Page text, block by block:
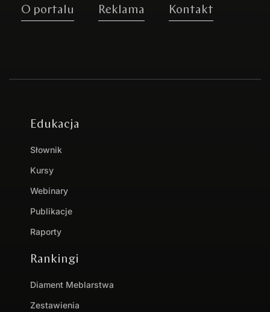
O portalu Reklama Kontakt
Edukacja
Słownik
Kursy
Webinary
Publikacje
Raporty
Rankingi
Diament Meblarstwa
Zestawienia